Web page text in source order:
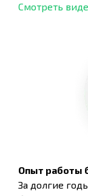
Смотреть
Опыт работы
За долгие